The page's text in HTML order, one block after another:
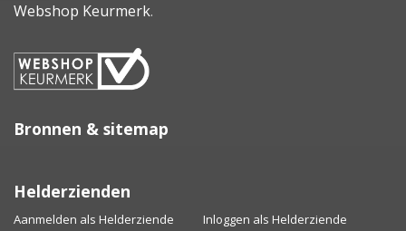
Webshop Keurmerk.
Bronnen & sitemap
Helderzienden
Aanmelden als Helderziende Inloggen als Helderziende